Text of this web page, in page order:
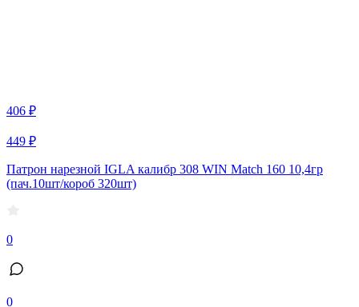
406 ₽
449 ₽
Патрон нарезной IGLA калибр 308 WIN Match 160 10,4гр
(пач.10шт/короб 320шт)
0
0